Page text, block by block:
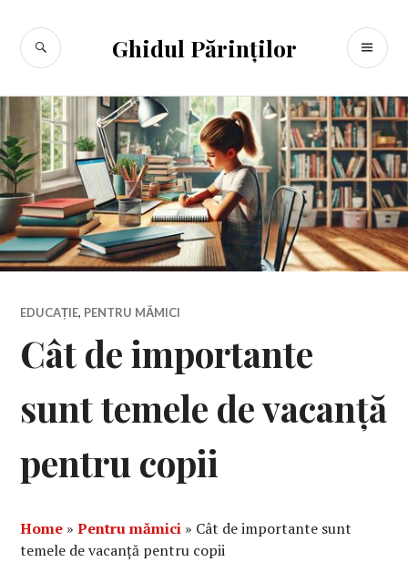
conținut
Ghidul Părinților
CĂUTARE
EDUCAȚIE, PENTRU MĂMICI
Cât de importante
sunt temele de vacanță
pentru copii
Home »Pentru mămici » Cât de importante sunt
temele de vacanță pentru copii